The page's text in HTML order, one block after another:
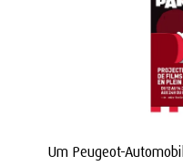
Um Peugeot-